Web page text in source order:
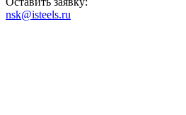
nsk@isteels.ru